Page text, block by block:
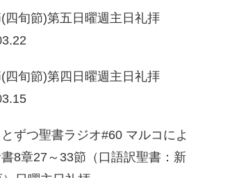
四旬節)第五日曜週主日礼拝
四旬節)第四日曜週主日礼拝
ずつ聖書ラジオ#60 マルコによ
8章27～33節（口語訳聖書：新